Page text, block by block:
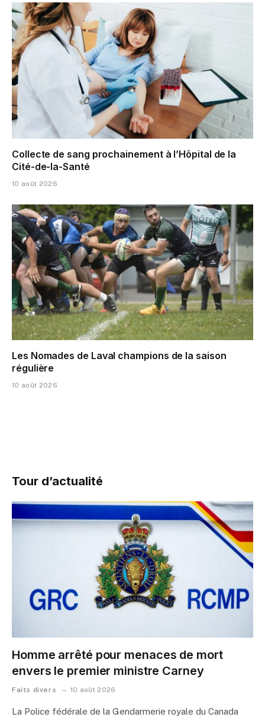
Collecte de sang prochainement à l’Hôpital de la
Cité-de-la-Santé
10 août 2026
Les Nomades de Laval champions de la saison
régulière
10 août 2026
Tour d’actualité
Homme arrêté pour menaces de mort
envers le premier ministre Carney
Faits divers 10 août 2026
La Police fédérale de la Gendarmerie royale du Canada